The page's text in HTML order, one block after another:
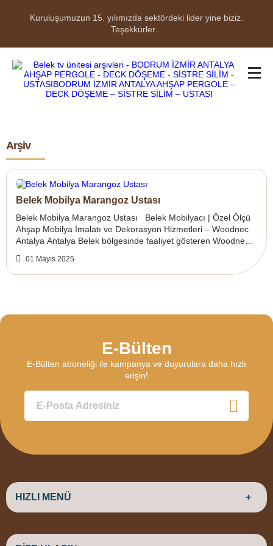
Kuruluşumuzun 15. yılımızda sektördeki lider yine biziz.
Teşekkürler...
Arşiv
Belek Mobilya Marangoz Ustası
Belek Mobilya Marangoz Ustası Belek Mobilyacı | Özel Ölçü
Ahşap Mobilya İmalatı ve Dekorasyon Hizmetleri – Woodnec
Antalya Antalya Belek bölgesinde faaliyet gösteren Woodnec
01 Mayıs 2025
E-Bülten
E-Bülten aboneliği ile kampanya ve duyurulara daha hızlı
erişin!
HIZLI MENÜ
ANASAYFA
HAKKIMIZDA